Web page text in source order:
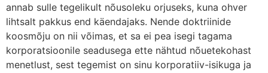
annab sulle tegelikult nõusoleku orjuseks, kuna ohver
lihtsalt pakkus end käendajaks. Nende doktriinide
koosmõju on nii võimas, et sa ei pea isegi tagama
korporatsioonile seadusega ette nähtud nõuetekohast
menetlust, sest tegemist on sinu korporatiiv-isikuga ja